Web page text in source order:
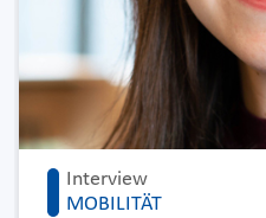
Interview
MOBILITÄT